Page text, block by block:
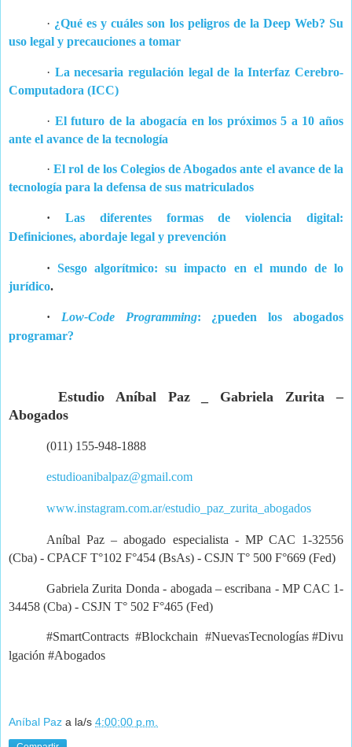
· ¿Qué es y cuáles son los peligros de la Deep Web? Su
uso legal y precauciones a tomar
· La necesaria regulación legal de la Interfaz Cerebro-
Computadora (ICC)
· El futuro de la abogacía en los próximos 5 a 10 años
ante el avance de la tecnología
·El rol de los Colegios de Abogados ante el avance de la
tecnología para la defensa de sus matriculados
· Las diferentes formas de violencia digital:
Definiciones, abordaje legal y prevención
·Sesgo algorítmico: su impacto en el mundo de lo
jurídico.
· Low-Code Programming: ¿pueden los abogados
programar?
Estudio Aníbal Paz _ Gabriela Zurita –
Abogados
(011) 155-948-1888
estudioanibalpaz@gmail.com
www.instagram.com.ar/estudio_paz_zurita_abogados
Aníbal Paz – abogado especialista - MP CAC 1-32556
(Cba) - CPACF T°102 F°454 (BsAs) - CSJN T° 500 F°669 (Fed)
Gabriela Zurita Donda - abogada – escribana - MP CAC 1-
34458 (Cba) - CSJN T° 502 F°465 (Fed)
#SmartContracts #Blockchain #NuevasTecnologías #Divu
lgación #Abogados
Aníbal Paz a la/s 4:00:00 p.m.